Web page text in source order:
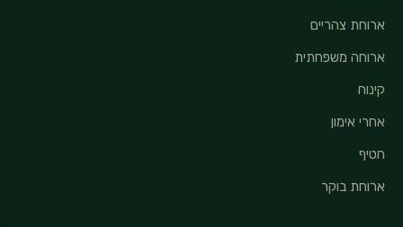
ארוחת צהריים
ארוחה משפחתית
קינוח
אחרי אימון
חטיף
ארוחת בוקר